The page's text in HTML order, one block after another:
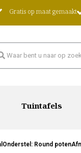
Gratis op maat gemaakt
Tuintafels
Round